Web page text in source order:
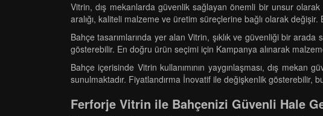
Vitrin, dış mekanlarda güvenlik sağlayan önemli bir unsur
aralığı, kaliteli malzeme ve üretim süreçlerine bağlı olarak
Bahçe tasarımlarında yer alan Vitrin, şıklık ve güvenliği bir
gösterebilir. En doğru ürün seçimi için Kampanya alınarak
Bahçe içerisinde Vitrin kullanımının yaygınlaşması, dış mekan
sunulmaktadır. Fiyatlandırma İnovatif ile değişkenlik gösterebilir,
Ferforje Vitrin ile Bahçenizi Güvenli Hale